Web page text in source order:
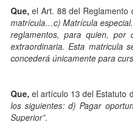
Que, el Art. 88 del Reglamento
matrícula…c) Matrícula
reglamentos, para quien, por
extraordinaria. Esta matricula
concederá únicamente para
Que, el artículo 13 del Estatuto
los siguientes: d) Pagar
Superior”.